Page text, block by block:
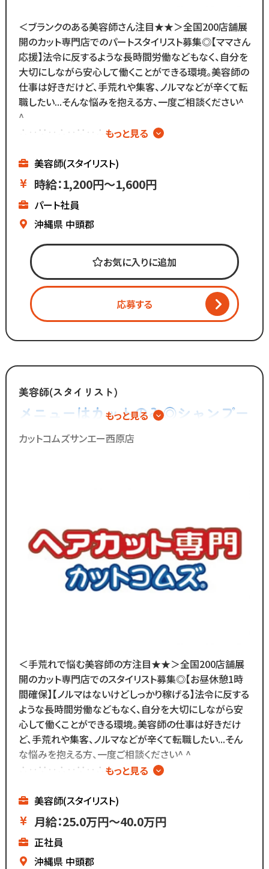
在籍しているので
分からないことがあれば
すぐに聞くことができる環境です◎
メニューはカットのみなので
難しい業務内容はありません！
また、担当・予約制ではなく
お客様とは最低限しか
会話をしないスタイルなので
お客様との関係作りが苦手...
という方にもピッタリ◎
＜ブランクのある美容師さん注目★★＞全国200店舗展
開のカット専門店でのパートスタイリスト募集◎【ママさん
応援】法令に反するような長時間労働などもなく、自分を
大切にしながら安心して働くことができる環境。美容師の
仕事は好きだけど、手荒れや集客、ノルマなどが辛くて転
職したい...そんな悩みを抱える方、一度ご相談ください^
^
∴‥∵‥∴‥∵‥∴‥
▼週2日～、1日4時間～OK
▼ブランクがあっても安心
▼全国200店舗展開
▼地域に愛される安心経営
∴‥∵‥∴‥∵‥∴‥
・接客
・お会計
・カット
・ブロー
「子供を預けている時間だけ働きたい」
「家庭も大切にしながら
効率よく働きたい」
そんな想いを抱えるあなたを
30代～50代の方に
多く選ばれています！
在籍しているので
分からないことがあれば
すぐに聞くことができる環境です◎
メニューはカットのみなので
難しい業務内容はありません！
また、担当・予約制ではなく
お客様とは最低限しか
会話をしないスタイルなので
お客様との関係作りが苦手...
という方にもピッタリ◎
もっと見る
美容師(スタイリスト)
時給：1,200円～1,600円
パート社員
沖縄県 中頭郡
お気に入りに追加
応募する
美容師(スタイリスト)
メニューはカットのみ◎シャンプー
やカラー、パーマの施術は一切無い
もっと見る
カットコムズサンエー西原店
＜手荒れで悩む美容師の方注目★★＞全国200店舗展
開のカット専門店でのスタイリスト募集◎【お昼休憩1時
間確保】【ノルマはないけどしっかり稼げる】法令に反する
ような長時間労働などもなく、自分を大切にしながら安
心して働くことができる環境。美容師の仕事は好きだけ
ど、手荒れや集客、ノルマなどが辛くて転職したい...そん
な悩みを抱える方、一度ご相談ください^ ^
∴‥∵‥∴‥∵‥∴‥
▼ノルマはないけど
基本給が高いのでしっかり稼げる
▼残業ほぼなし
▼全国200店舗展開
▼地域に愛される安心経営
もっと見る
美容師(スタイリスト)
月給：25.0万円～40.0万円
正社員
沖縄県 中頭郡